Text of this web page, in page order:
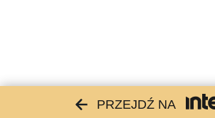
PRZEJDŹ NA